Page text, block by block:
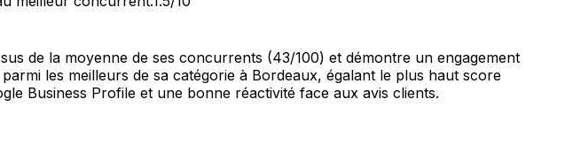
de la moyenne de ses concurrents (43/100) et démontre un engagement
les meilleurs de sa catégorie à Bordeaux, égalant le plus haut score
Business Profile et une bonne réactivité face aux avis clients.